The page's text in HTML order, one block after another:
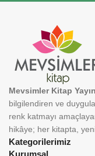
Kategorilerimiz
Kurumsal
Mevsimler Kitap
bilgilendiren ve
renk katmayı
hikâye; her kitapta,